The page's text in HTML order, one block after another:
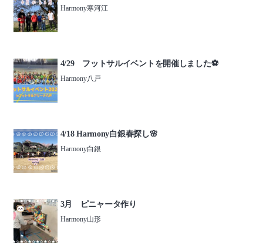
Harmony寒河江
4/29 フットサルイベントを開催しました⚽️
Harmony八戸
4/18 Harmony白銀春探し🌸
Harmony白銀
3月 ピニャータ作り
Harmony山形